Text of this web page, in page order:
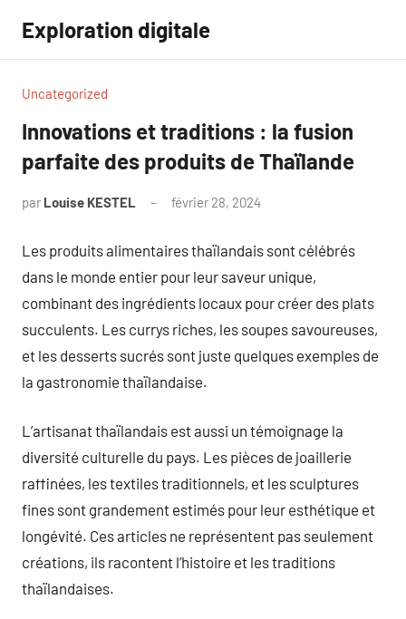
contenu
Exploration digitale
Uncategorized
Innovations et traditions : la fusion
parfaite des produits de Thaïlande
par Louise KESTEL février 28, 2024
Les produits alimentaires thaïlandais sont célébrés
dans le monde entier pour leur saveur unique,
combinant des ingrédients locaux pour créer des plats
succulents. Les currys riches, les soupes savoureuses,
et les desserts sucrés sont juste quelques exemples de
la gastronomie thaïlandaise.
L’artisanat thaïlandais est aussi un témoignage la
diversité culturelle du pays. Les pièces de joaillerie
raffinées, les textiles traditionnels, et les sculptures
fines sont grandement estimés pour leur esthétique et
longévité. Ces articles ne représentent pas seulement
créations, ils racontent l’histoire et les traditions
thaïlandaises.